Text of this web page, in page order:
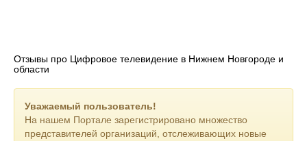
Отзывы про Цифровое телевидение в Нижнем Новгороде и
области
Уважаемый пользователь!
На нашем Портале зарегистрировано множество
представителей организаций, отслеживающих новые